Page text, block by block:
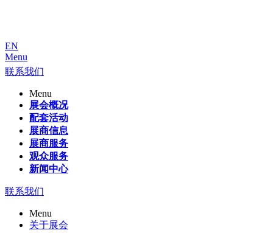
EN
Menu
联系我们
Menu
展会概况
配套活动
展商信息
展商服务
观众服务
新闻中心
联系我们
Menu
关于展会